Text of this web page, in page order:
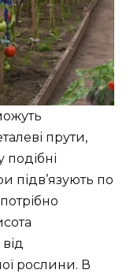
прути,
подібні
підв’язують по
рослини. В